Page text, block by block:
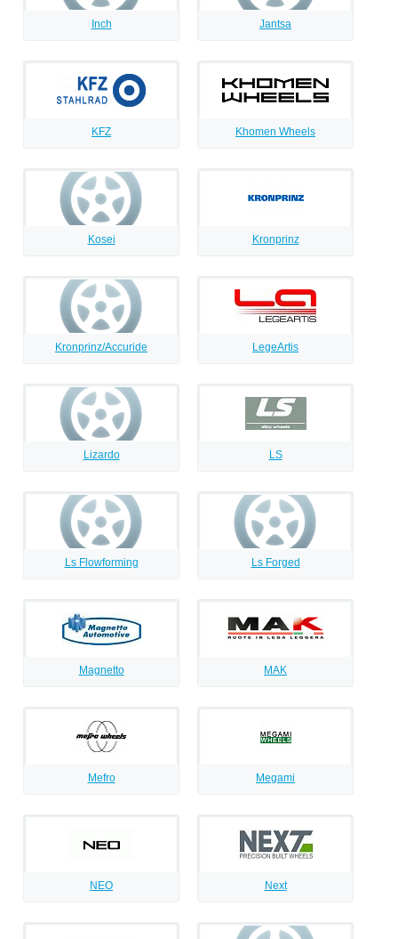
Inch Jantsa
KFZ Khomen Wheels
Kosei Kronprinz
Kronprinz/Accuride LegeArtis
Lizardo LS
Ls Flowforming Ls Forged
Magnetto MAK
Mefro Megami
NEO Next